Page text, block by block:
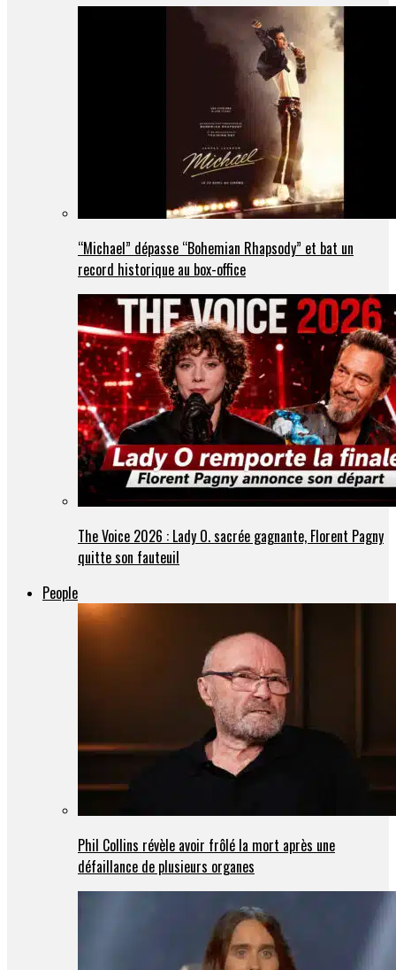
“Michael” dépasse “Bohemian Rhapsody” et bat un
record historique au box-office
The Voice 2026 : Lady O. sacrée gagnante, Florent Pagny
quitte son fauteuil
People
Phil Collins révèle avoir frôlé la mort après une
défaillance de plusieurs organes